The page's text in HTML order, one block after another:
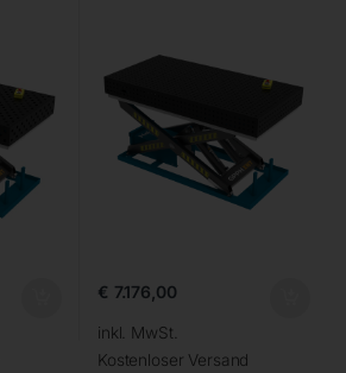
€ 7.176,00
inkl. MwSt.
Kostenloser Versand